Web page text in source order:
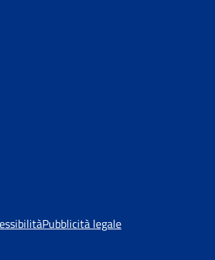
Pubblicità legale